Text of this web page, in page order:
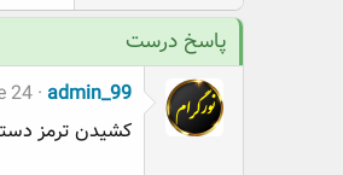
و
ض
و
ع
پاسخ درست
admin_99
24
کشیدن ترمز